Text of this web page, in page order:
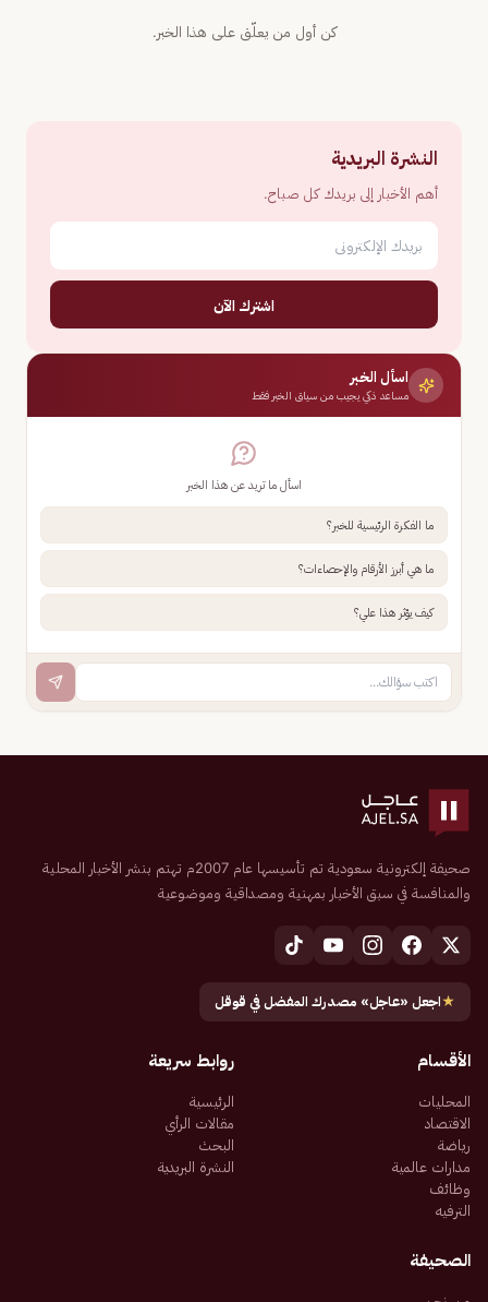
كن أول من يعلّق على هذا الخبر.
النشرة البريدية
أهم الأخبار إلى بريدك كل صباح.
اشترك الآن
اسأل الخبر
مساعد ذكي يجيب من سياق الخبر فقط
اسأل ما تريد عن هذا الخبر
ما الفكرة الرئيسية للخبر؟
ما هي أبرز الأرقام والإحصاءات؟
كيف يؤثر هذا علي؟
صحيفة إلكترونية سعودية تم تأسيسها عام 2007م تهتم بنشر الأخبار المحلية
والمنافسة في سبق الأخبار بمهنية ومصداقية وموضوعية
★اجعل «عاجل» مصدرك المفضل في قوقل
الأقسام
المحليات
الاقتصاد
رياضة
مدارات عالمية
وظائف
الترفيه
روابط سريعة
الرئيسية
مقالات الرأي
البحث
النشرة البريدية
الصحيفة